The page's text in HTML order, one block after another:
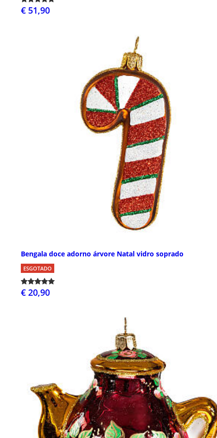
€ 51,90
Bengala doce adorno árvore Natal vidro soprado
ESGOTADO
€ 20,90